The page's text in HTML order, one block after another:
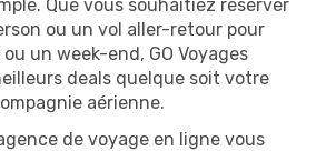
Que vous souhaitiez réserver
ou un vol aller-retour pour
un week-end, GO Voyages
deals quelque soit votre
aérienne.
de voyage en ligne vous